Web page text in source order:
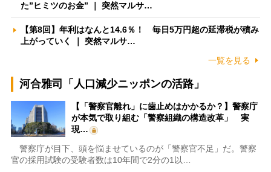
た”ヒミツのお金” ｜ 突然マルサ…
【第8回】年利はなんと14.6％！ 毎日5万円超の延滞税が積み
上がっていく ｜ 突然マルサ…
一覧を見る
河合雅司「人口減少ニッポンの活路」
【「警察官離れ」に歯止めはかかるか？】警察庁
が本気で取り組む「警察組織の構造改革」 実
現…
警察庁が目下、頭を悩ませているのが「警察官不足」だ。警察
官の採用試験の受験者数は10年間で2分の1以…